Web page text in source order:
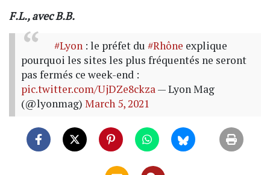
F.L., avec B.B.
#Lyon: le préfet du #Rhône explique
pourquoi les sites les plus fréquentés ne seront
pas fermés ce week-end :
pic.twitter.com/UjDZe8ckza— Lyon Mag
(@lyonmag) March 5, 2021